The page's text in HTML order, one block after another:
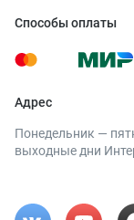
Способы оплаты
Адрес
Понедельник —
выходные дни